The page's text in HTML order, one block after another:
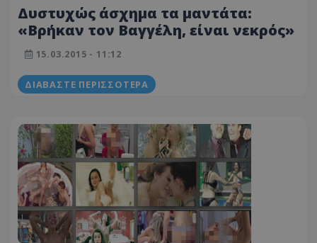
Δυστυχώς άσχημα τα μαντάτα:
«Βρήκαν τον Βαγγέλη, είναι νεκρός»
15.03.2015 - 11:12
ΔΙΑΒΆΣΤΕ ΠΕΡΙΣΣΌΤΕΡΑ